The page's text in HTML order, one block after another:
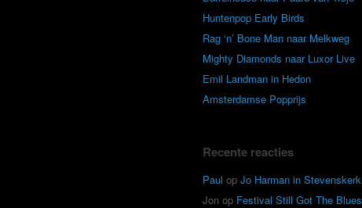
Huntenpop Early Birds
Rag ‘n’ Bone Man naar Melkweg
Mighty Diamonds naar Luxor Live
Emil Landman in Hedon
Amsterdamse Popprijs
Recente reacties
Paul opJo Harman in Stevenskerk
Jon op Festival Still Got The Blues